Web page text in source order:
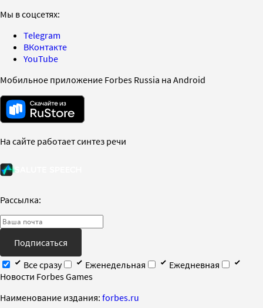
Мы в соцсетях:
Telegram
ВКонтакте
YouTube
Мобильное приложение Forbes Russia на Android
На сайте работает синтез речи
Рассылка:
Подписаться
Все сразу
Еженедельная
Ежедневная
Новости Forbes Games
Наименование издания: forbes.ru